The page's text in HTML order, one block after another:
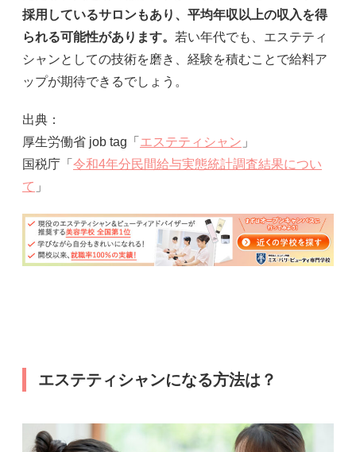
採用しているサロンもあり、平均年収以上の収入を得
られる可能性があります。 若い年代でも、エステティ
シャンとしての技術を磨き、経験を積むことで給料ア
ップが期待できるでしょう。
出典：
厚生労働省 job tag「 エステティシャン 」
国税庁「 令和4年分民間給与実態統計調査結果につい
て 」
エステティシャンになる方法は？